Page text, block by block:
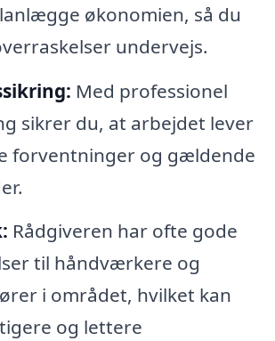
økonomien, så du
undervejs.
Med professionel
sikrer du, at arbejdet lever
forventninger og gældende
Rådgiveren har ofte gode
til håndværkere og
i området, hvilket kan
og lettere